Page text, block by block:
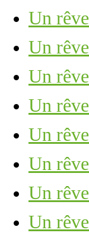
Un rêve
Un rêve
Un rêve
Un rêve
Un rêve
Un rêve
Un rêve
Un rêve